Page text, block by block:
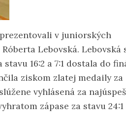
v juniorských
Lebovská. Lebovská
16:2 a 7:1 dostala do
ziskom zlatej medaily za
vyhlásená za
zápase za stavu 24:1